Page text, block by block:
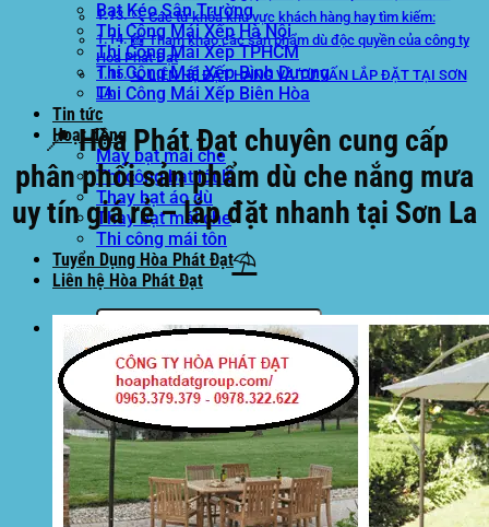
Bạt Kéo Sân Trường
Thi Công Mái Xếp Hà Nội
Thi Công Mái Xếp TPHCM
Thi Công Mái Xếp Bình Dương
Thi Công Mái Xếp Biên Hòa
Tin tức
Hoạt động
May bạt mái che
Thi công bạt lót lồ
Thay bạt áo dù
Thay bạt mái che
Thi công mái tôn
Tuyển Dụng Hòa Phát Đạt
Liên hệ Hòa Phát Đạt
Tìm
kiếm:
🔍 Các từ khóa khu vực khách hàng hay tìm kiếm:
📸 Tham khảo các sản phẩm dù độc quyền của công ty
Hòa Phát Đạt
📞 LIÊN HỆ ĐẶT HÀNG VÀ TƯ VẤN LẮP ĐẶT TẠI SƠN
LA
📍 Hòa Phát Đạt chuyên cung cấp
phân phối sản phẩm dù che nắng mưa
uy tín giá rẻ – lắp đặt nhanh tại Sơn La
⛱️